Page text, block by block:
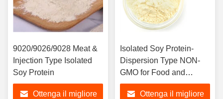
9020/9026/9028 Meat &
Injection Type Isolated
Soy Protein
Ottenga il migliore
Isolated Soy Protein-
Dispersion Type NON-
GMO for Food and
Beverage Industry
Ottenga il migliore